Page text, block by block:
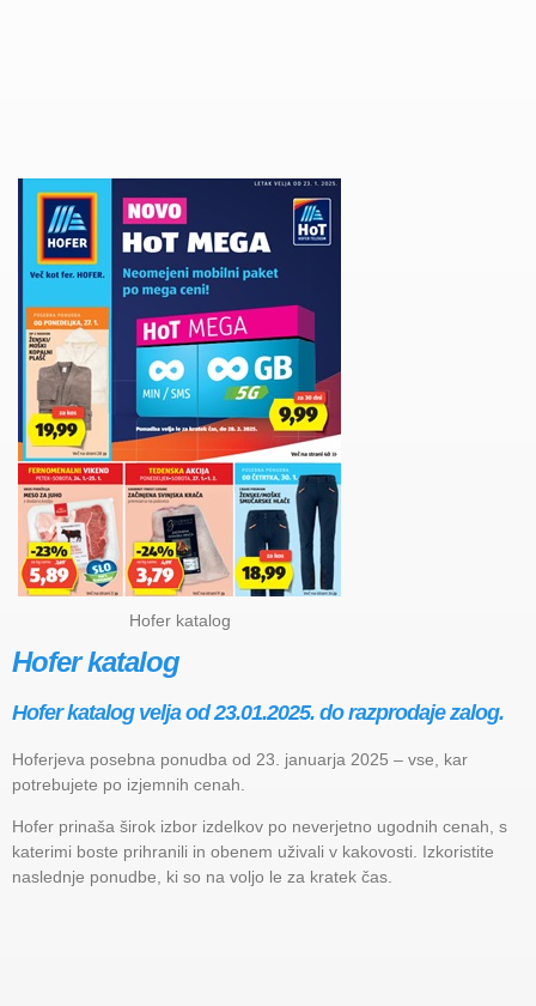
Hofer katalog
Hofer katalog
Hofer katalog velja od 23.01.2025. do razprodaje zalog.
Hoferjeva posebna ponudba od 23. januarja 2025 – vse, kar
potrebujete po izjemnih cenah.
Hofer prinaša širok izbor izdelkov po neverjetno ugodnih cenah, s
katerimi boste prihranili in obenem uživali v kakovosti. Izkoristite
naslednje ponudbe, ki so na voljo le za kratek čas.